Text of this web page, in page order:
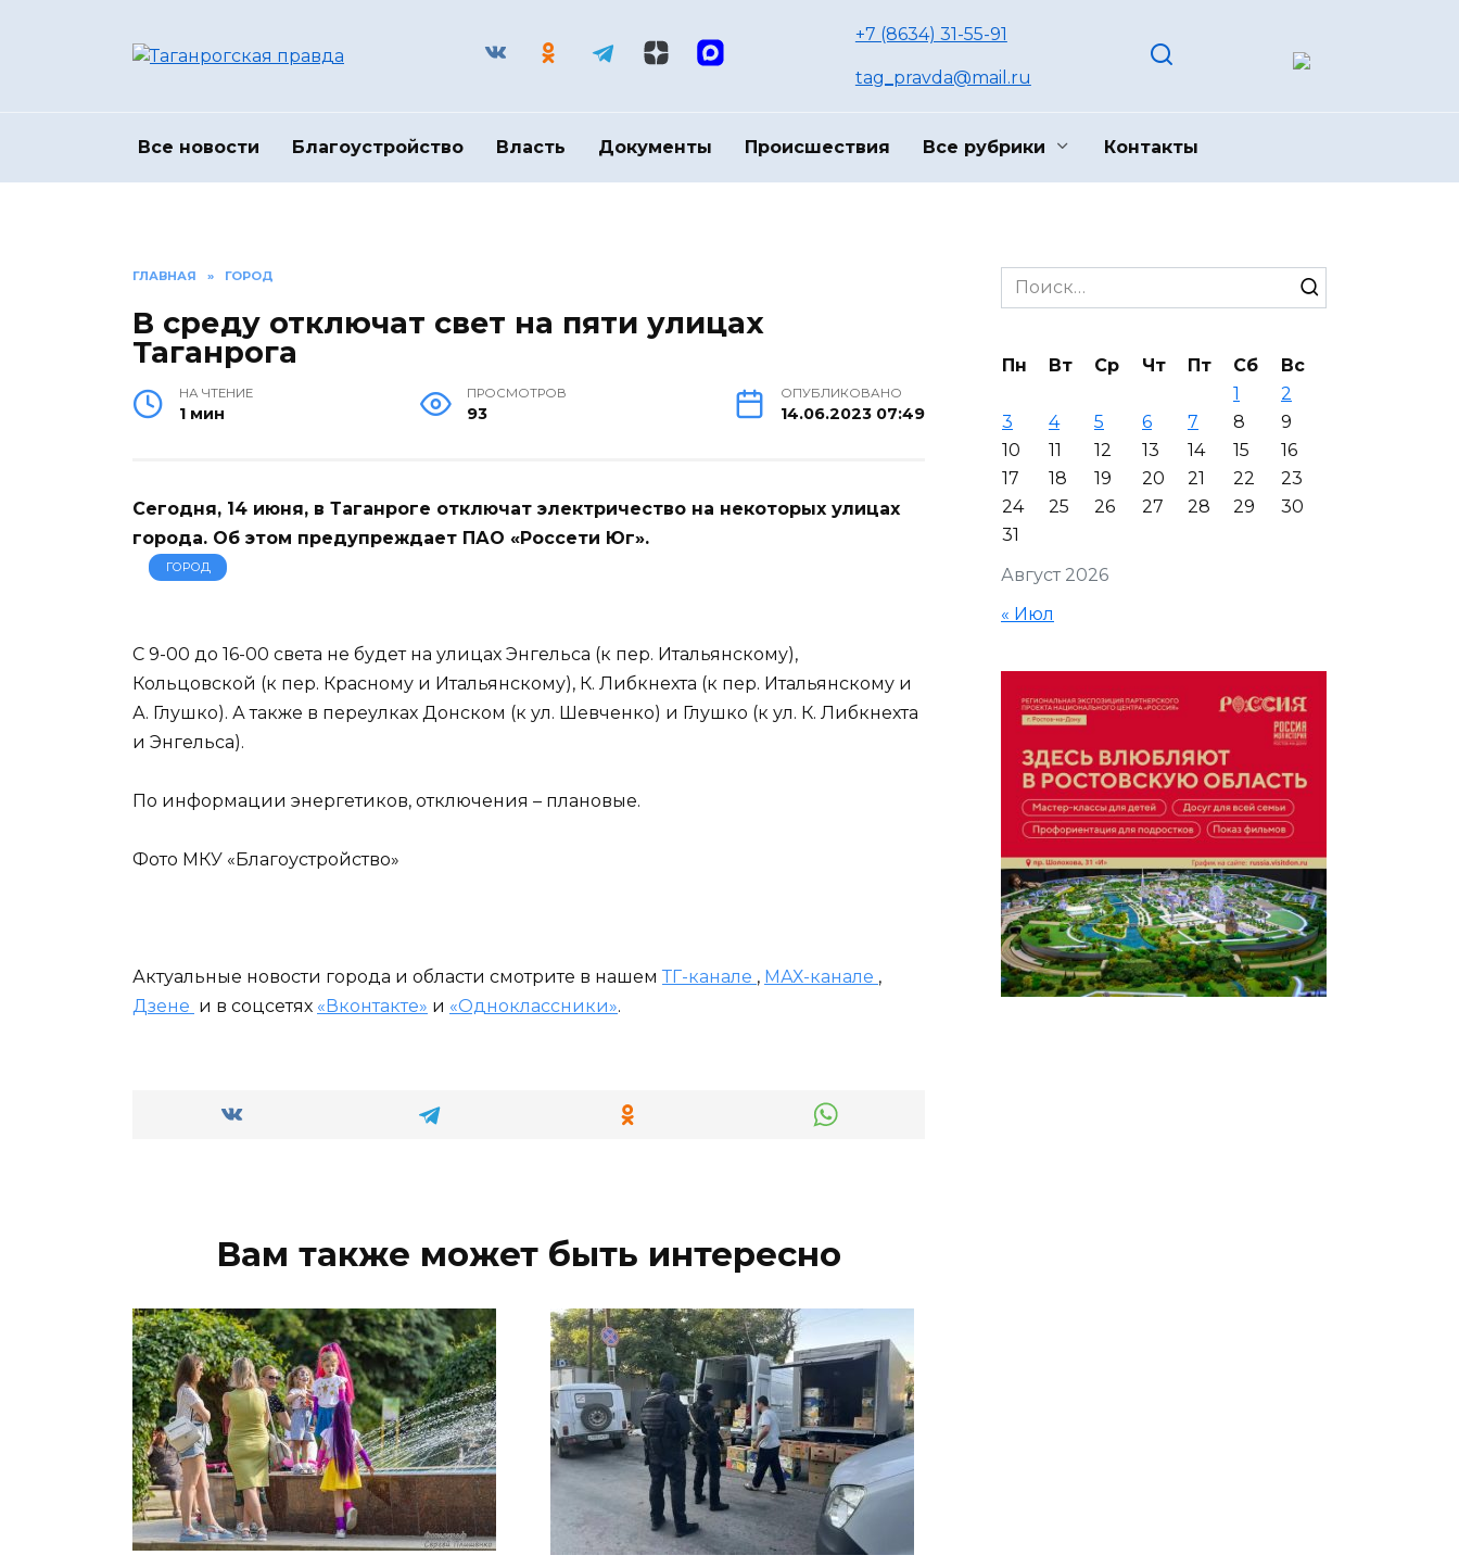
+7 (8634) 31-55-91
tag_pravda@mail.ru
Все новости Благоустройство Власть Документы Происшествия Все рубрики Контакты
ГЛАВНАЯ » ГОРОД
В среду отключат свет на пяти улицах
Таганрога
НА ЧТЕНИЕ
1 мин
ПРОСМОТРОВ
93
ОПУБЛИКОВАНО
14.06.2023 07:49
Сегодня, 14 июня, в Таганроге отключат электричество на некоторых улицах
города. Об этом предупреждает ПАО «Россети Юг».
ГОРОД
С 9-00 до 16-00 света не будет на улицах Энгельса (к пер. Итальянскому),
Кольцовской (к пер. Красному и Итальянскому), К. Либкнехта (к пер. Итальянскому и
А. Глушко). А также в переулках Донском (к ул. Шевченко) и Глушко (к ул. К. Либкнехта
и Энгельса).
По информации энергетиков, отключения – плановые.
Фото МКУ «Благоустройство»
Актуальные новости города и области смотрите в нашем ТГ-канале , МАХ-канале ,
Дзене и в соцсетях «Вконтакте» и «Одноклассники».
Вам также может быть интересно
Search
for:
Август 2026
Пн Вт Ср Чт Пт Сб
Вс
1
2
3
4 5 6 7 8
9
10
11 12 13 14 15
16
17
18 19 20 21 22
23
24
25 26 27 28 29
30
31
« Июл